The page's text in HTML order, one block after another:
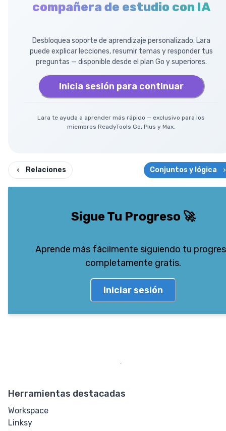
compañera de estudio con IA
Desbloquea soporte de aprendizaje personalizado. Lara
puede explicar lecciones, resumir temas y responder tus
preguntas — disponible desde el plan Go y superiores.
Inicia sesión para continuar
Lara te ayuda a aprender más rápido — exclusivo para los
miembros ReadyTools Go, Plus y Max.
Relaciones Conjuntos y lógica
Sigue Tu Progreso 🚀
Aprende más fácilmente siguiendo tu
completamente gratis.
Iniciar sesión
Herramientas destacadas
Workspace
Linksy